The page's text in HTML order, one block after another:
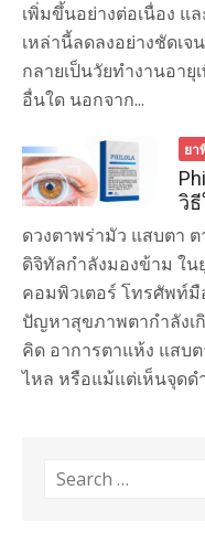
เพิ่มขึ้นอย่างต่อเนื่อง
เหล่านี้ลดลงอย่างชัดเ
กลายเป็นวัยทำงานอายุ
อื่นใด นอกจาก...
ยา
วิธี
ดวงตาพร่ามัว แสบตา
ดิจิทัลกำลังมองข้าม ใ
คอมพิวเตอร์ โทรศัพท์
ปัญหาสุขภาพตากำลังเ
คิด อาการตาแห้ง แสบ
ไหล หรือแม้แต่เห็นจุดด
Search